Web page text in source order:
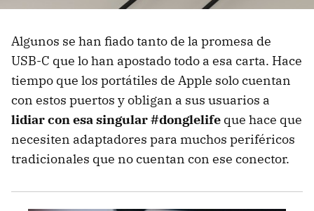
Algunos se han fiado tanto de la promesa de
USB-C que lo han apostado todo a esa carta. Hace
tiempo que los portátiles de Apple solo cuentan
con estos puertos y obligan a sus usuarios a
lidiar con esa singular #donglelife que hace que
necesiten adaptadores para muchos periféricos
tradicionales que no cuentan con ese conector.